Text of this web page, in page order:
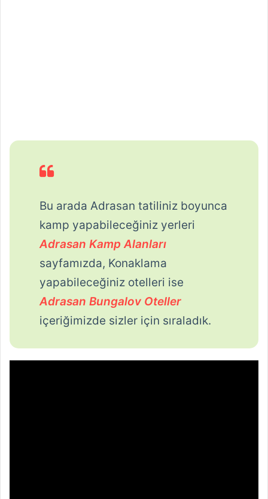
Bu arada Adrasan tatiliniz boyunca
kamp yapabileceğiniz yerleri
Adrasan Kamp Alanları
sayfamızda, Konaklama
yapabileceğiniz otelleri ise
Adrasan Bungalov Oteller
içeriğimizde sizler için sıraladık.